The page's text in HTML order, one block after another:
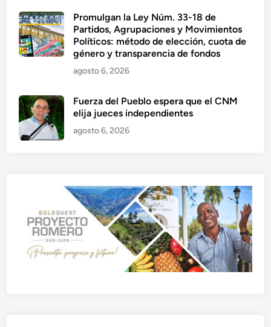
Promulgan la Ley Núm. 33-18 de
Partidos, Agrupaciones y Movimientos
Políticos: método de elección, cuota de
género y transparencia de fondos
agosto 6, 2026
Fuerza del Pueblo espera que el CNM
elija jueces independientes
agosto 6, 2026